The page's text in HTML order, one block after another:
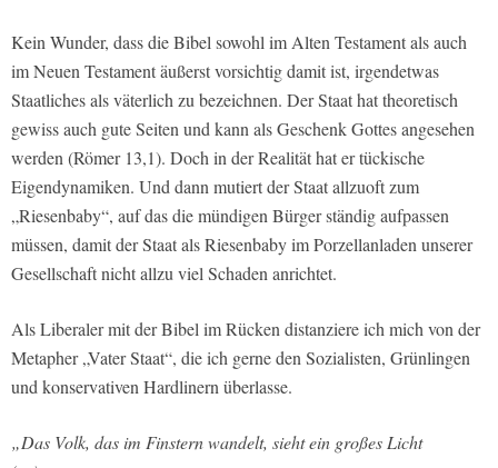
Kein Wunder, dass die Bibel sowohl im Alten Testament als auch
im Neuen Testament äußerst vorsichtig damit ist, irgendetwas
Staatliches als väterlich zu bezeichnen. Der Staat hat theoretisch
gewiss auch gute Seiten und kann als Geschenk Gottes angesehen
werden (Römer 13,1). Doch in der Realität hat er tückische
Eigendynamiken. Und dann mutiert der Staat allzuoft zum
„Riesenbaby“, auf das die mündigen Bürger ständig aufpassen
müssen, damit der Staat als Riesenbaby im Porzellanladen unserer
Gesellschaft nicht allzu viel Schaden anrichtet.
Als Liberaler mit der Bibel im Rücken distanziere ich mich von der
Metapher „Vater Staat“, die ich gerne den Sozialisten, Grünlingen
und konservativen Hardlinern überlasse.
„Das Volk, das im Finstern wandelt, sieht ein großes Licht